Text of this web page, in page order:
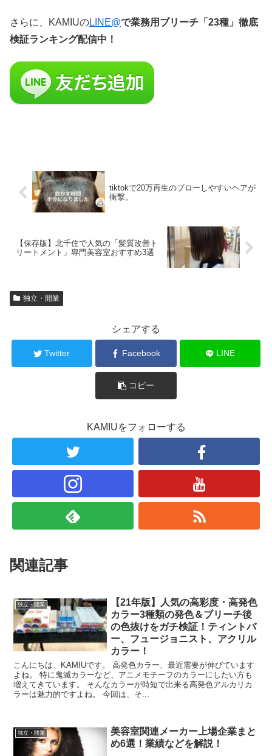
さらに、KAMIUのLINE@で業務用ブリーチ「23種」徹底
検証ランキング配信中！
tiktokで20万再生のブローしやすいヘアが
衝撃。
【保存版】北千住で人気の「髪質改善ト
リートメント」専門美容室おすすめ3選
独立・開業
シェアする
Twitter Facebook LINE
コピー
KAMIUをフォローする
関連記事
独立・開業
【21年版】人気の高彩度・高発色
カラー3種類の発色＆ブリーチ後
の色抜けをガチ検証！ティントバ
ー、フュージョニスト、アクリル
カラー！
こんにちは、KAMIUです。 高発色カラー、最近需要が伸びています
よね。 特に鬼滅カラーなど、アニメモチーフのカラーにしたい方も
増えてきています。 そんなカラーが時短で出来る高発色アルカリカ
ラーは魅力的ですよね。 今回は、そ...
独立・開業
美容室関連メーカー上場企業まと
め6選！業績などを解説！